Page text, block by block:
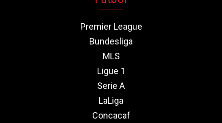
Premier League
Bundesliga
MLS
Ligue 1
Serie A
LaLiga
Concacaf